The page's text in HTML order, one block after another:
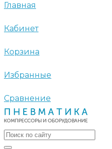
Главная
Кабинет
Корзина
Избранные
Сравнение